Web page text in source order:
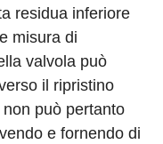
residua inferiore
misura di
valvola può
il ripristino
può pertanto
e fornendo di